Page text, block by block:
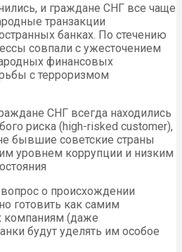
и граждане СНГ все чаще
транзакции
банках. По стечению
совпали с ужесточением
финансовых
с терроризмом
СНГ всегда находились
риска (high-risked customer),
бывшие советские страны
уровнем коррупции и низким
вопрос о происхождении
готовить как самим
компаниям (даже
будут уделять им особое